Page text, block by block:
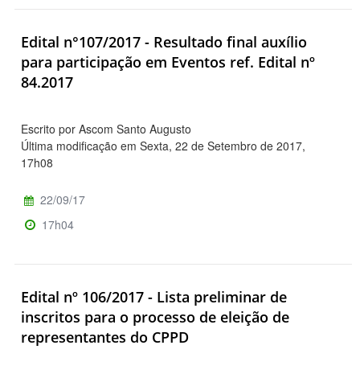
Edital n°107/2017 - Resultado final auxílio
para participação em Eventos ref. Edital nº
84.2017
Escrito por Ascom Santo Augusto
Última modificação em Sexta, 22 de Setembro de 2017,
17h08
22/09/17
17h04
Edital nº 106/2017 - Lista preliminar de
inscritos para o processo de eleição de
representantes do CPPD